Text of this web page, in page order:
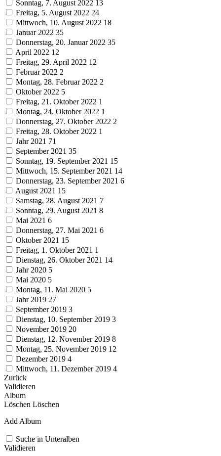
Sonntag, 7. August 2022 13
Freitag, 5. August 2022 24
Mittwoch, 10. August 2022 18
Januar 2022 35
Donnerstag, 20. Januar 2022 35
April 2022 12
Freitag, 29. April 2022 12
Februar 2022 2
Montag, 28. Februar 2022 2
Oktober 2022 5
Freitag, 21. Oktober 2022 1
Montag, 24. Oktober 2022 1
Donnerstag, 27. Oktober 2022 2
Freitag, 28. Oktober 2022 1
Jahr 2021 71
September 2021 35
Sonntag, 19. September 2021 15
Mittwoch, 15. September 2021 14
Donnerstag, 23. September 2021 6
August 2021 15
Samstag, 28. August 2021 7
Sonntag, 29. August 2021 8
Mai 2021 6
Donnerstag, 27. Mai 2021 6
Oktober 2021 15
Freitag, 1. Oktober 2021 1
Dienstag, 26. Oktober 2021 14
Jahr 2020 5
Mai 2020 5
Montag, 11. Mai 2020 5
Jahr 2019 27
September 2019 3
Dienstag, 10. September 2019 3
November 2019 20
Dienstag, 12. November 2019 8
Montag, 25. November 2019 12
Dezember 2019 4
Mittwoch, 11. Dezember 2019 4
Zurück
Validieren
Album
Löschen Löschen
Add Album
Suche in Unteralben
Validieren